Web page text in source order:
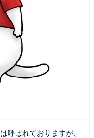
呼ばれておりますが、